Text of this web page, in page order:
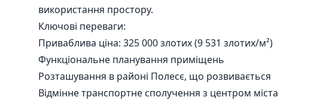
використання простору.
Ключові переваги:
Привабливa ціна: 325 000 злотих (9 531 злотих/м²)
Функціональне планування приміщень
Розташування в районі Полесє, що розвивається
Відмінне транспортне сполучення з центром міста